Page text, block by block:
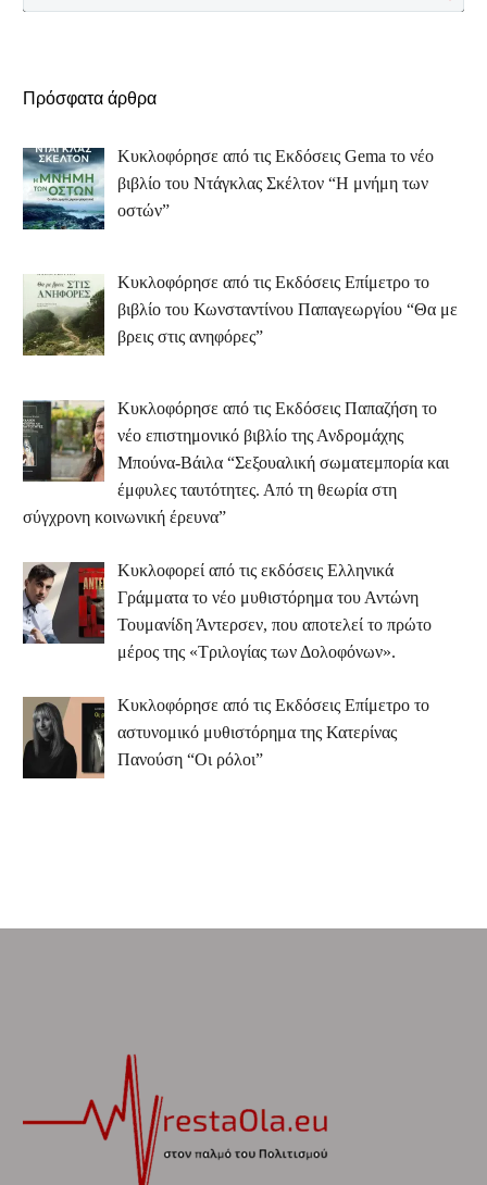
Πρόσφατα άρθρα
Κυκλοφόρησε από τις Εκδόσεις Gema το νέο
βιβλίο του Ντάγκλας Σκέλτον “Η μνήμη των
οστών”
Κυκλοφόρησε από τις Εκδόσεις Επίμετρο το
βιβλίο του Κωνσταντίνου Παπαγεωργίου “Θα με
βρεις στις ανηφόρες”
Κυκλοφόρησε από τις Εκδόσεις Παπαζήση το
νέο επιστημονικό βιβλίο της Ανδρομάχης
Μπούνα-Βάιλα “Σεξουαλική σωματεμπορία και
έμφυλες ταυτότητες. Από τη θεωρία στη
σύγχρονη κοινωνική έρευνα”
Κυκλοφορεί από τις εκδόσεις Ελληνικά
Γράμματα το νέο μυθιστόρημα του Αντώνη
Τουμανίδη Άντερσεν, που αποτελεί το πρώτο
μέρος της «Τριλογίας των Δολοφόνων».
Κυκλοφόρησε από τις Εκδόσεις Επίμετρο το
αστυνομικό μυθιστόρημα της Κατερίνας
Πανούση “Οι ρόλοι”